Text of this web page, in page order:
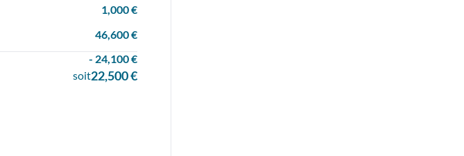
1,000 €
46,600 €
- 24,100 €
soit22,500 €